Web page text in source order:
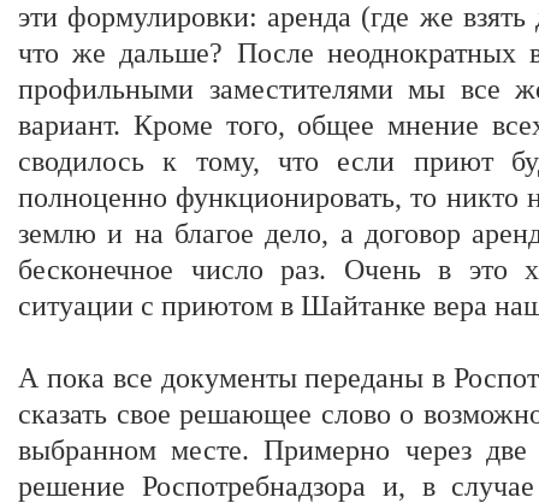
эти формулировки: аренда (где же взять
что же дальше? После неоднократных
профильными заместителями мы все
вариант. Кроме того, общее мнение
сводилось к тому, что если приют
полноценно функционировать, то никто
землю и на благое дело, а договор
бесконечное число раз. Очень в это
ситуации с приютом в Шайтанке вера
А пока все документы переданы в
сказать свое решающее слово о
выбранном месте. Примерно через
решение Роспотребнадзора и, в